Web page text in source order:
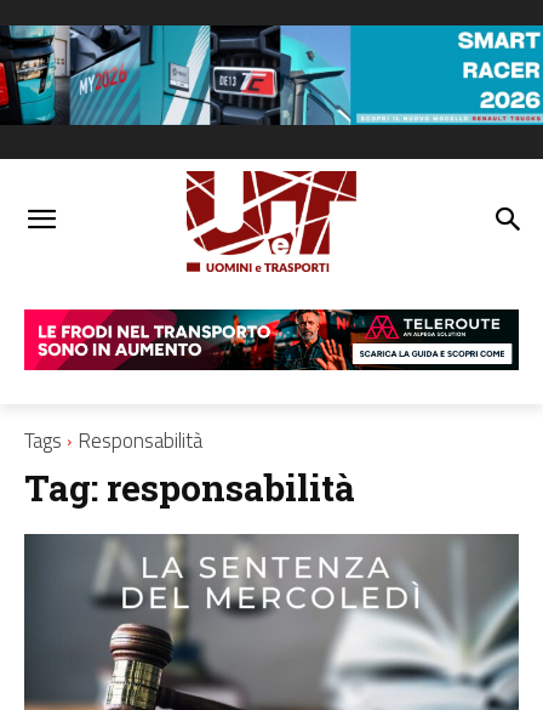
Tags Responsabilità
Tag: responsabilità